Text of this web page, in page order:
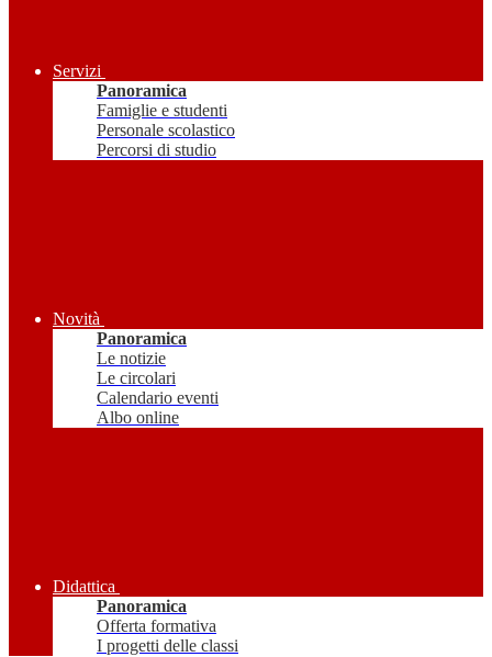
Servizi
Panoramica
Famiglie e studenti
Personale scolastico
Percorsi di studio
Novità
Panoramica
Le notizie
Le circolari
Calendario eventi
Albo online
Didattica
Panoramica
Offerta formativa
I progetti delle classi